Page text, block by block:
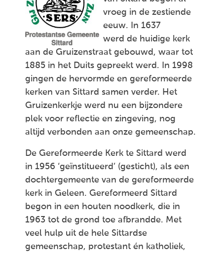
vroeg in de zestiende
eeuw. In 1637
werd de huidige kerk
aan de Gruizenstraat gebouwd, waar tot
1885 in het Duits gepreekt werd. In 1998
gingen de hervormde en gereformeerde
kerken van Sittard samen verder. Het
Gruizenkerkje werd nu een bijzondere
plek voor reflectie en zingeving, nog
altijd verbonden aan onze gemeenschap.
De Gereformeerde Kerk te Sittard werd
in 1956 ‘geïnstitueerd’ (gesticht), als een
dochtergemeente van de gereformeerde
kerk in Geleen. Gereformeerd Sittard
begon in een houten noodkerk, die in
1963 tot de grond toe afbrandde. Met
veel hulp uit de hele Sittardse
gemeenschap, protestant én katholiek,